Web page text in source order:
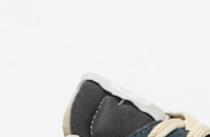
Le vestiaire
Restaurant